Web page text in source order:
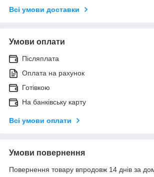
Всі умови доставки
Умови оплати
Післяплата
Оплата на рахунок
Готівкою
На банківську карту
Всі умови оплати
Умови повернення
Повернення товару впродовж 14 днів за